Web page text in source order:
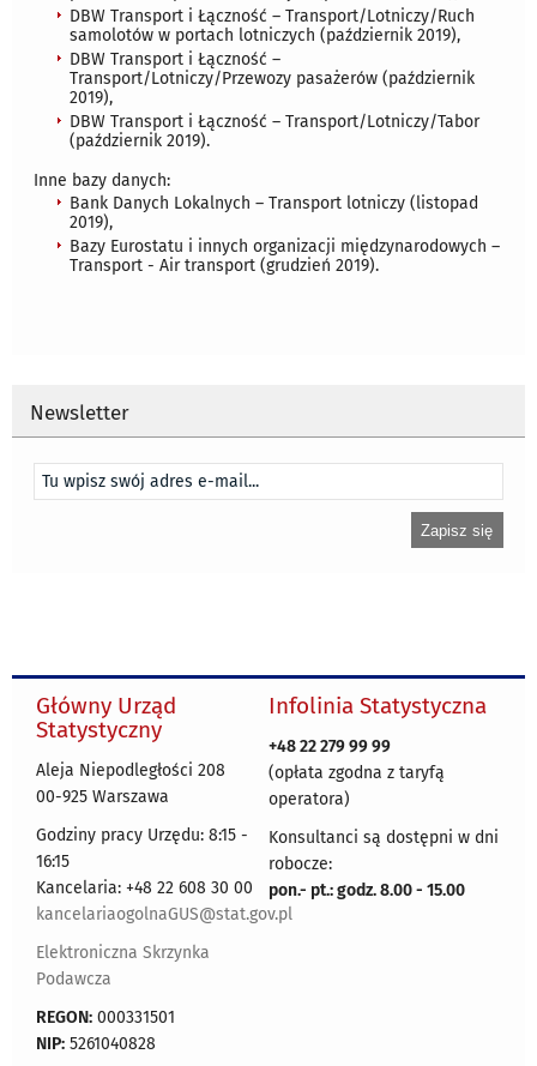
DBW Transport i Łączność – Transport/Lotniczy/Ruch
samolotów w portach lotniczych (październik 2019),
DBW Transport i Łączność –
Transport/Lotniczy/Przewozy pasażerów (październik
2019),
DBW Transport i Łączność – Transport/Lotniczy/Tabor
(październik 2019).
Inne bazy danych:
Bank Danych Lokalnych – Transport lotniczy (listopad
2019),
Bazy Eurostatu i innych organizacji międzynarodowych –
Transport - Air transport (grudzień 2019).
Newsletter
Główny Urząd
Statystyczny
Aleja Niepodległości 208
00-925 Warszawa
Godziny pracy Urzędu: 8:15 -
16:15
Kancelaria: +48 22 608 30 00
kancelariaogolnaGUS@stat.gov.pl
Elektroniczna Skrzynka
Podawcza
REGON: 000331501
NIP: 5261040828
Infolinia Statystyczna
+48 22 279 99 99
(opłata zgodna z taryfą
operatora)
Konsultanci są dostępni w dni
robocze:
pon.- pt.: godz. 8.00 - 15.00